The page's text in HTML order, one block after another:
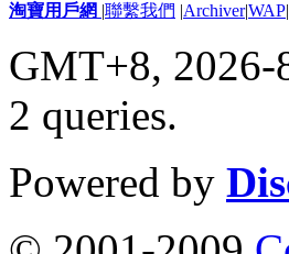
淘寶用戶網 |聯繫我們 |Archiver|WAP|
GMT+8, 2026-
2 queries.
Powered by